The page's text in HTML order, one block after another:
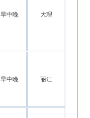
早中晚 大理
早中晚 丽江